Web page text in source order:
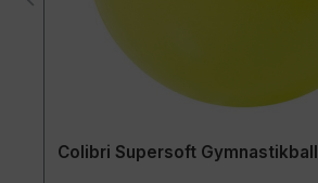
Colibri Supersoft Gymnastikball